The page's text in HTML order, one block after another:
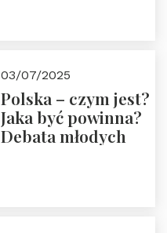
03/07/2025
Polska – czym jest?
Jaka być powinna?
Debata młodych